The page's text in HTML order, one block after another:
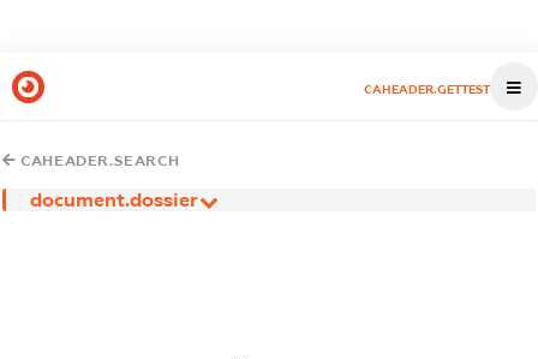
CAHEADER.GETTEST
CAHEADER.SEARCH
document.dossier